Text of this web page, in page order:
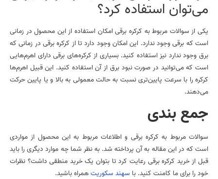
می‌توان استفاده کرد؟
یکی از سوالات مربوط به کرکره برقی امکان استفاده از این محصول در زمانی
است که برقی وجود ندارد. این امکان وجود دارد تا از کرکره برقی در زمانی که
برق وجود ندارد نیز استفاده کنید. بسیاری از کرکره‌های برقی دارای اهرم‌هایی
است که می‌توانید در صورت نبود برق از آن استفاده کنید. این قبیل اهرم‌ها
کرکره را با سرعت پایین‌تری نسبت به حالت معمولی به بالا و یا پایین حرکت
می‌دهند.
جمع بندی
سوالات مربوط به کرکره برقی و اطلاعات مربوط به این محصول از مواردی
است که در این مقاله به آن پرداخته شد. به نظر شما چه موارد دیگری را باید
قبل از خرید کرکره برقی رعایت کرد تا بتوان یک خرید منطقی داشت؟ نظرات
خود را برای ما کامنت کنید. با سهند سکوریتهمراه باشید.